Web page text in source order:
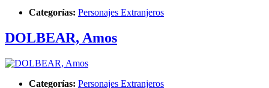
Categorías: Personajes Extranjeros
DOLBEAR, Amos
Categorías: Personajes Extranjeros